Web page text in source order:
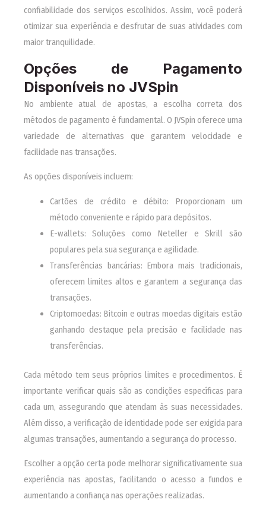
confiabilidade dos serviços escolhidos. Assim, você poderá
otimizar sua experiência e desfrutar de suas atividades com
maior tranquilidade.
Opções de Pagamento
Disponíveis no JVSpin
No ambiente atual de apostas, a escolha correta dos
métodos de pagamento é fundamental. O JVSpin oferece uma
variedade de alternativas que garantem velocidade e
facilidade nas transações.
As opções disponíveis incluem:
Cartões de crédito e débito: Proporcionam um
método conveniente e rápido para depósitos.
E-wallets: Soluções como Neteller e Skrill são
populares pela sua segurança e agilidade.
Transferências bancárias: Embora mais tradicionais,
oferecem limites altos e garantem a segurança das
transações.
Criptomoedas: Bitcoin e outras moedas digitais estão
ganhando destaque pela precisão e facilidade nas
transferências.
Cada método tem seus próprios limites e procedimentos. É
importante verificar quais são as condições específicas para
cada um, assegurando que atendam às suas necessidades.
Além disso, a verificação de identidade pode ser exigida para
algumas transações, aumentando a segurança do processo.
Escolher a opção certa pode melhorar significativamente sua
experiência nas apostas, facilitando o acesso a fundos e
aumentando a confiança nas operações realizadas.